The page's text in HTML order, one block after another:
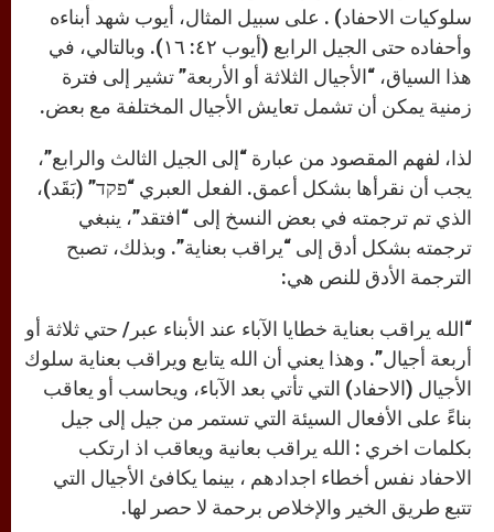
سلوكيات الاحفاد) . على سبيل المثال، أيوب شهد أبناءه
وأحفاده حتى الجيل الرابع (أيوب ٤٢: ١٦). وبالتالي، في
هذا السياق، “الأجيال الثلاثة أو الأربعة” تشير إلى فترة
زمنية يمكن أن تشمل تعايش الأجيال المختلفة مع بعض.
لذا، لفهم المقصود من عبارة “إلى الجيل الثالث والرابع”،
يجب أن نقرأها بشكل أعمق. الفعل العبري “פקד” (بَقَد)،
الذي تم ترجمته في بعض النسخ إلى “افتقد”، ينبغي
ترجمته بشكل أدق إلى “يراقب بعناية”. وبذلك، تصبح
الترجمة الأدق للنص هي:
“الله يراقب بعناية خطايا الآباء عند الأبناء عبر/ حتي ثلاثة أو
أربعة أجيال”. وهذا يعني أن الله يتابع ويراقب بعناية سلوك
الأجيال (الاحفاد) التي تأتي بعد الآباء، ويحاسب أو يعاقب
بناءً على الأفعال السيئة التي تستمر من جيل إلى جيل
بكلمات اخري : الله يراقب بعانية ويعاقب اذ ارتكب
الاحفاد نفس أخطاء اجدادهم ، بينما يكافئ الأجيال التي
تتبع طريق الخير والإخلاص برحمة لا حصر لها.